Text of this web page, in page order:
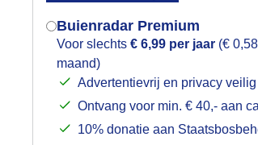
Buienradar Premium
Voor slechts € 6,99 per jaar (€
maand)
Advertentievrij en privacy veilig
Ontvang voor min. € 40,- aan
10% donatie aan
Foto en video Weerzine
Mogen we je locatie
het weer?